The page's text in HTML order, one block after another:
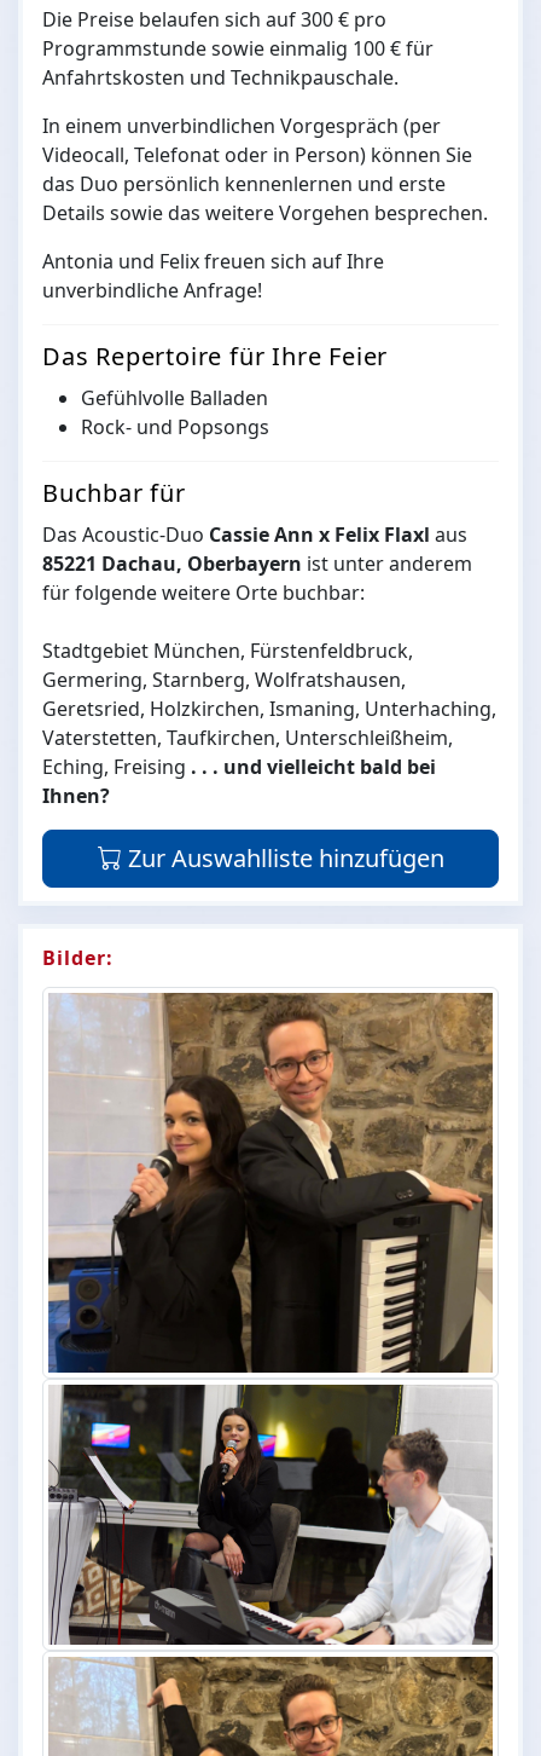
Die Preise belaufen sich auf 300 € pro
Programmstunde sowie einmalig 100 € für
Anfahrtskosten und Technikpauschale.
In einem unverbindlichen Vorgespräch (per
Videocall, Telefonat oder in Person) können Sie
das Duo persönlich kennenlernen und erste
Details sowie das weitere Vorgehen besprechen.
Antonia und Felix freuen sich auf Ihre
unverbindliche Anfrage!
Das Repertoire für Ihre Feier
Gefühlvolle Balladen
Rock- und Popsongs
Buchbar für
Das Acoustic-Duo Cassie Ann x Felix Flaxl aus
85221 Dachau, Oberbayern ist unter anderem
für folgende weitere Orte buchbar:
Stadtgebiet München, Fürstenfeldbruck,
Germering, Starnberg, Wolfratshausen,
Geretsried, Holzkirchen, Ismaning, Unterhaching,
Vaterstetten, Taufkirchen, Unterschleißheim,
Eching, Freising . . . und vielleicht bald bei
Ihnen?
Zur Auswahlliste hinzufügen
Bilder: